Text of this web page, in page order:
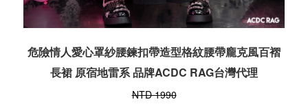
危險情人愛心罩紗腰鍊扣帶造型格紋腰帶龐克風百褶
長裙 原宿地雷系 品牌ACDC RAG台灣代理
NTD 1990